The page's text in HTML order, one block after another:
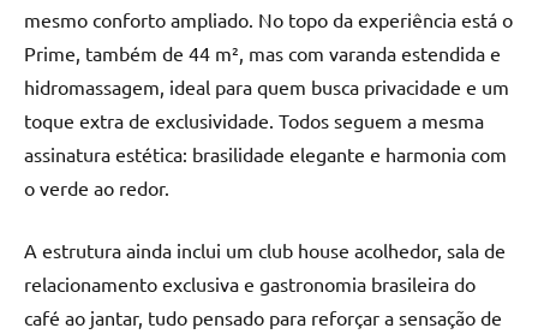
mesmo conforto ampliado. No topo da experiência está o
Prime, também de 44 m², mas com varanda estendida e
hidromassagem, ideal para quem busca privacidade e um
toque extra de exclusividade. Todos seguem a mesma
assinatura estética: brasilidade elegante e harmonia com
o verde ao redor.
A estrutura ainda inclui um club house acolhedor, sala de
relacionamento exclusiva e gastronomia brasileira do
café ao jantar, tudo pensado para reforçar a sensação de